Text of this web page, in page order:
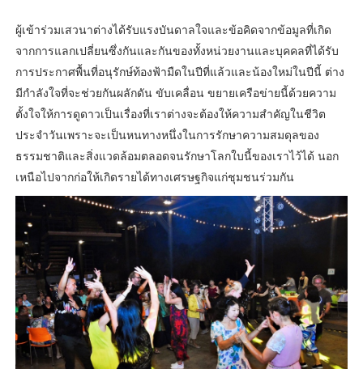
ผู้เข้าร่วมเสวนาต่างได้รับแรงบันดาลใจและข้อคิดจากข้อมูลที่เกิด
จากการแลกเปลี่ยนซึ่งกันและกันของทั้งหน่วยงานและบุคคลที่ได้รับ
การประกาศพื้นที่อนุรักษ์ท้องฟ้ามืดในปีที่แล้วและน้องใหม่ในปีนี้ ต่าง
มีกำลังใจที่จะช่วยกันผลักดัน ขับเคลื่อน ขยายเครือข่ายนี้ด้วยความ
ตั้งใจให้การดูดาวเป็นเรื่องที่เราต่างจะต้องให้ความสำคัญในชีวิต
ประจำวันเพราะจะเป็นหนทางหนึ่งในการรักษาความสมดุลของ
ธรรมชาติและสิ่งแวดล้อมตลอดจนรักษาโลกใบนี้ของเราไว้ได้ นอก
เหนือไปจากก่อให้เกิดรายได้ทางเศรษฐกิจแก่ชุมชนร่วมกัน